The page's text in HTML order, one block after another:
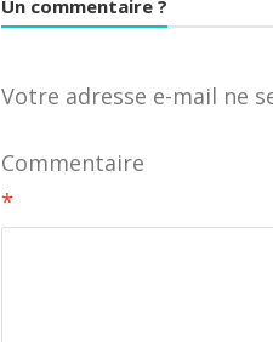
Un commentaire ?
Votre adresse e-mail ne
Commentaire
*